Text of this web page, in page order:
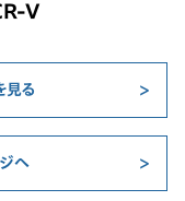
V
見る
へ